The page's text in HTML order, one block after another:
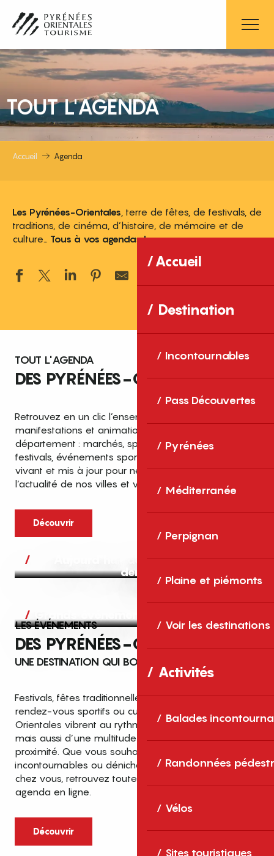
contenu
principal
Accueil
Destination
Incontournables
Pass Découvertes
Pyrénées
Méditerranée
Perpignan
Plaine et piémonts
Voir les destinations
Activités
Balades
Randonnées
Vélos
Sites touristiques
TOUT L'AGENDA
Accueil Agenda
Les Pyrénées-Orientales , terre de fêtes, de festivals, de
traditions, de cinéma, d’histoire, de mémoire et de
culture… Tous à vos agendas !
TOUT L'AGENDA
DES PYRÉNÉES-ORIENTALES
Retrouvez en un clic l’ensemble des fêtes,
manifestations et animations recensées dans le
département : marchés, spectacles, expositions,
festivals, événements sportifs et culturels… un agenda
vivant et mis à jour pour ne rien manquer de
l’actualité de nos villes et villages.
Découvrir
Aujourd’hui, demain et après-
demain
Grands événements
LES ÉVÉNEMENTS
DES PYRÉNÉES-ORIENTALES
UNE DESTINATION QUI BOUGE TOUTE L’ANNÉE
Festivals, fêtes traditionnelles, concerts, expositions,
rendez-vous sportifs ou culturels… les Pyrénées-
Orientales vibrent au rythme de grands temps forts
mais aussi d’une multitude d’événements de
proximité. Que vous souhaitiez vivre les
incontournables ou dénicher des sorties près de
chez vous, retrouvez toutes les infos dans notre
agenda en ligne.
Découvrir
Top des événements et sorties
en famille
cet été dans les Pyrénées-Orientales
Entre mer Méditerranée, villages de
caractère et grands espaces naturels, les
Pyrénées-Orientales sont une destination